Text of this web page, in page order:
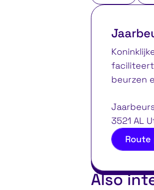
faciliteert
beurzen
3521 AL
Route
Also